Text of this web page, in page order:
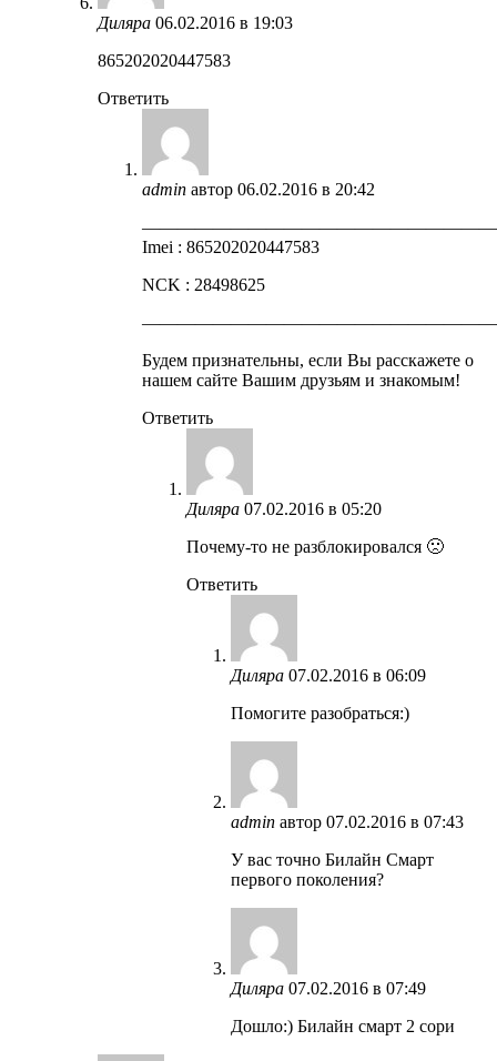
Диляра 06.02.2016 в 19:03
865202020447583
Ответить
admin автор 06.02.2016 в 20:42
Imei : 865202020447583
NCK : 28498625
Будем признательны, если Вы расскажете о
нашем сайте Вашим друзьям и знакомым!
Ответить
Диляра 07.02.2016 в 05:20
Почему-то не разблокировался 🙁
Ответить
Диляра 07.02.2016 в 06:09
Помогите разобраться:)
admin автор 07.02.2016 в 07:43
У вас точно Билайн Смарт
первого поколения?
Диляра 07.02.2016 в 07:49
Дошло:) Билайн смарт 2 сори